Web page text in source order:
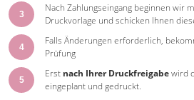
3
Nach Zahlungseingang beginnen wir
Druckvorlage und schicken Ihnen
4
Falls Änderungen erforderlich,
Prüfung
5
Erst nach Ihrer Druckfreigabewird
eingeplant und gedruckt.